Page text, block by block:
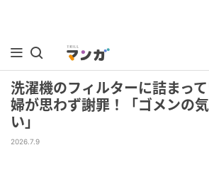
洗濯機のフィルターに詰まっ
婦が思わず謝罪！「ゴメンの
い」
2026.7.9